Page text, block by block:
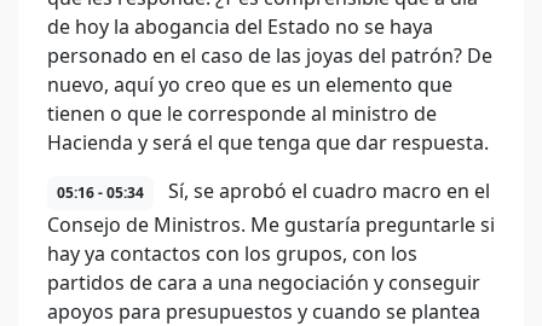
de hoy la abogancia del Estado no se haya
personado en el caso de las joyas del patrón? De
nuevo, aquí yo creo que es un elemento que
tienen o que le corresponde al ministro de
Hacienda y será el que tenga que dar respuesta.
05:16 - 05:34
Sí, se aprobó el cuadro macro en el
Consejo de Ministros. Me gustaría preguntarle si
hay ya contactos con los grupos, con los
partidos de cara a una negociación y conseguir
apoyos para presupuestos y cuando se plantea